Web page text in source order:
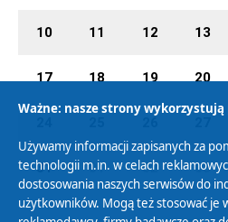
10 11 12 13
17 18 19 20
31 01 02 03
Ważne: nasze strony wykorzystują
Używamy informacji zapisanych za
technologii m.in. w celach
dostosowania naszych serwisów do
użytkowników. Mogą też stosować je